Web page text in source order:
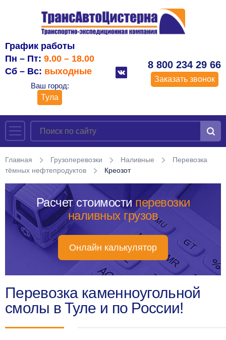
График работы
Пн – Пт: 9.00 – 18.00
Сб – Вс: выходные
Ваш город:
Тула
8 800 234 29 66
Заказать звонок
Главная Грузоперевозки Наливные
Перевозка
тёмных нефтепродуктов
Креозот
Расчет стоимости перевозки
наливных грузов
Онлайн калькулятор
Перевозка каменноугольной
смолы в Туле и по России!